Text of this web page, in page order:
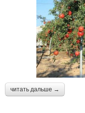
читать дальше →